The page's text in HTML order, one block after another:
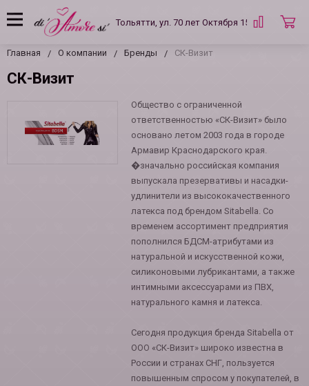
Тольятти, ул. 70 лет Октября 15 Б
Главная О компании Бренды СК-Визит
СК-Визит
Общество с ограниченной
ответственностью «СК-Визит» было
основано летом 2003 года в городе
Армавир Краснодарского края.
�значально российская компания
выпускала презервативы и насадки-
удлинители из высококачественного
латекса под брендом Sitabella. Со
временем ассортимент предприятия
пополнился БДСМ-атрибутами из
натуральной и искусственной кожи,
силиконовыми лубрикантами, а также
интимными аксессуарами из ПВХ,
натурального камня и латекса.
Сегодня продукция бренда Sitabella от
ООО «СК-Визит» широко известна в
России и странах СНГ, пользуется
повышенным спросом у покупателей, в